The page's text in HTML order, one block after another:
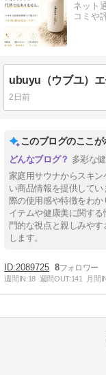
ネット
コミや
2日前
このブログのここが
多彩な
家庭用サウナからスキ
い商品情報を提供して
際の使用感や特徴をわ
イテムや健康美に関す
門的な視点と親しみや
します。
2089725 8
週間IN:18 週間OUT:141 月間